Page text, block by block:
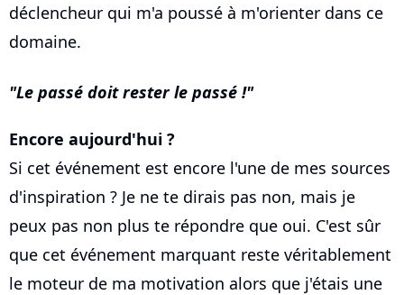
déclencheur qui m'a poussé à m'orienter dans ce
domaine.
Le passé doit rester le passé !
Encore aujourd'hui ?
Si cet événement est encore l'une de mes sources
d'inspiration ? Je ne te dirais pas non, mais je
peux pas non plus te répondre que oui. C'est sûr
que cet événement marquant reste véritablement
le moteur de ma motivation alors que j'étais une